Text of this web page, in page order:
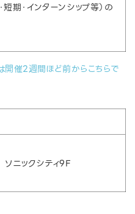
期・インターンシップ等）の
催2週間ほど前からこちらで
ニックシティ9F